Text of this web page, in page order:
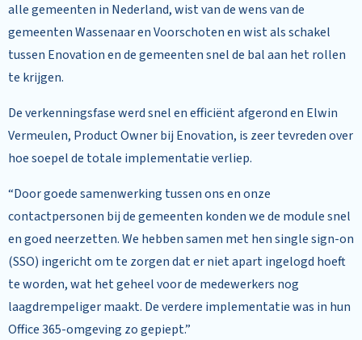
alle gemeenten in Nederland, wist van de wens van de
gemeenten Wassenaar en Voorschoten en wist als schakel
tussen Enovation en de gemeenten snel de bal aan het rollen
te krijgen.
De verkenningsfase werd snel en efficiënt afgerond en Elwin
Vermeulen, Product Owner bij Enovation, is zeer tevreden over
hoe soepel de totale implementatie verliep.
“Door goede samenwerking tussen ons en onze
contactpersonen bij de gemeenten konden we de module snel
en goed neerzetten. We hebben samen met hen single sign-on
(SSO) ingericht om te zorgen dat er niet apart ingelogd hoeft
te worden, wat het geheel voor de medewerkers nog
laagdrempeliger maakt. De verdere implementatie was in hun
Office 365-omgeving zo gepiept.”